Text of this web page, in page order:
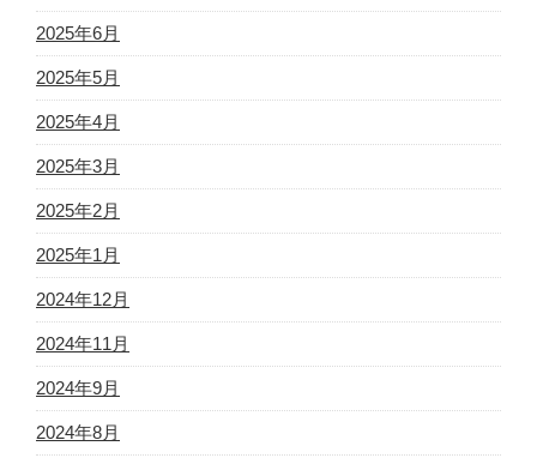
2025年6月
2025年5月
2025年4月
2025年3月
2025年2月
2025年1月
2024年12月
2024年11月
2024年9月
2024年8月